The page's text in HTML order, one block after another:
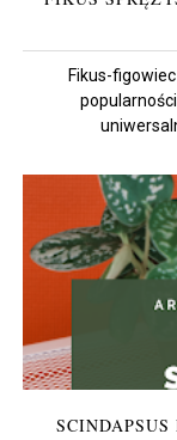
Fikus-